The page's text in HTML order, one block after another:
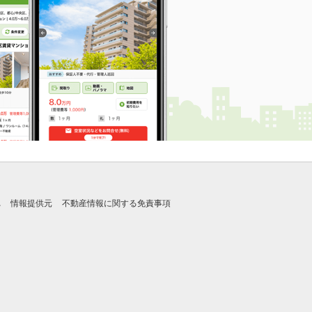
情報提供元 不動産情報に関する免責事項